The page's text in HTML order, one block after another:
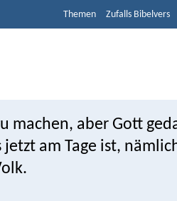
Themen Zufalls Bibelvers
machen, aber Gott
am Tage ist,